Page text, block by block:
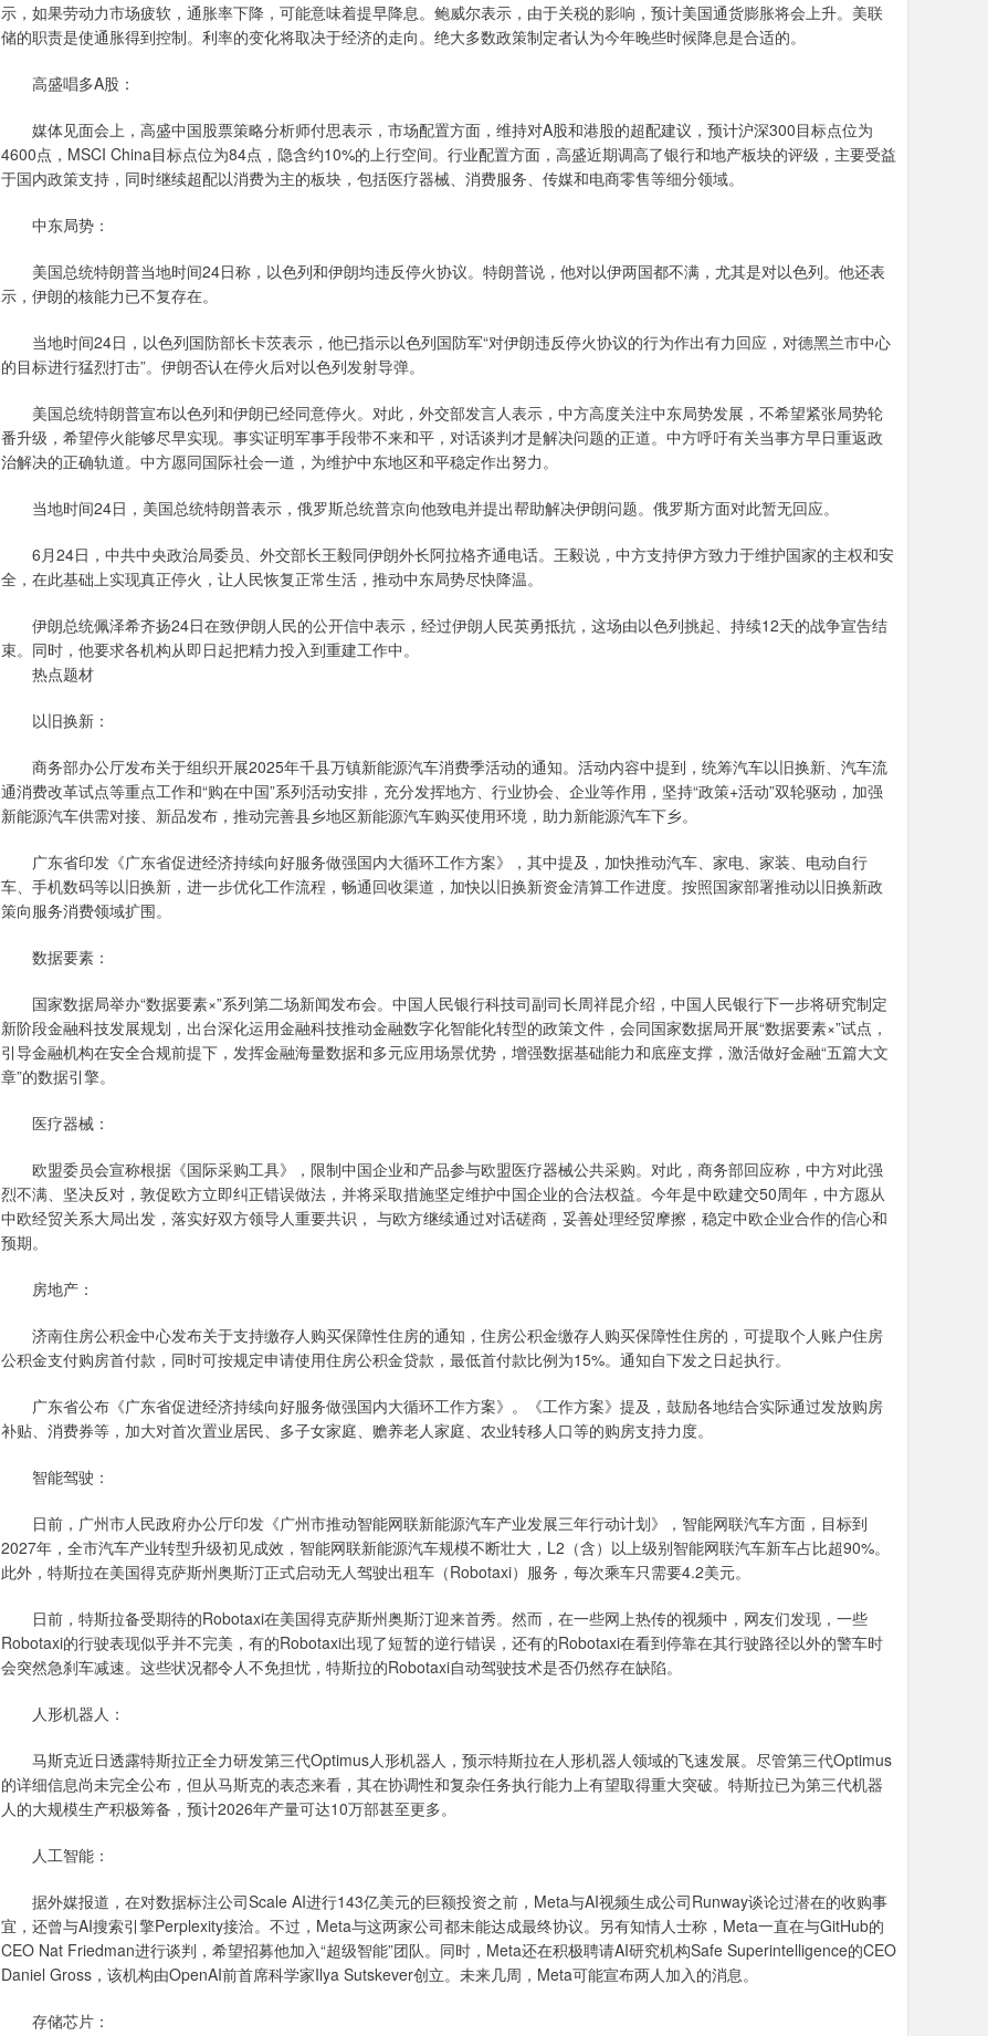
示，如果劳动力市场疲软，通胀率下降，可能意味着提早降息。鲍威尔表示，由于关税的影响，预计美国通货膨胀将会上升。美联
储的职责是使通胀得到控制。利率的变化将取决于经济的走向。绝大多数政策制定者认为今年晚些时候降息是合适的。
高盛唱多A股：
媒体见面会上，高盛中国股票策略分析师付思表示，市场配置方面，维持对A股和港股的超配建议，预计沪深300目标点位为
4600点，MSCI China目标点位为84点，隐含约10%的上行空间。行业配置方面，高盛近期调高了银行和地产板块的评级，主要受益
于国内政策支持，同时继续超配以消费为主的板块，包括医疗器械、消费服务、传媒和电商零售等细分领域。
中东局势：
美国总统特朗普当地时间24日称，以色列和伊朗均违反停火协议。特朗普说，他对以伊两国都不满，尤其是对以色列。他还表
示，伊朗的核能力已不复存在。
当地时间24日，以色列国防部长卡茨表示，他已指示以色列国防军“对伊朗违反停火协议的行为作出有力回应，对德黑兰市中心
的目标进行猛烈打击”。伊朗否认在停火后对以色列发射导弹。
美国总统特朗普宣布以色列和伊朗已经同意停火。对此，外交部发言人表示，中方高度关注中东局势发展，不希望紧张局势轮
番升级，希望停火能够尽早实现。事实证明军事手段带不来和平，对话谈判才是解决问题的正道。中方呼吁有关当事方早日重返政
治解决的正确轨道。中方愿同国际社会一道，为维护中东地区和平稳定作出努力。
当地时间24日，美国总统特朗普表示，俄罗斯总统普京向他致电并提出帮助解决伊朗问题。俄罗斯方面对此暂无回应。
6月24日，中共中央政治局委员、外交部长王毅同伊朗外长阿拉格齐通电话。王毅说，中方支持伊方致力于维护国家的主权和安
全，在此基础上实现真正停火，让人民恢复正常生活，推动中东局势尽快降温。
伊朗总统佩泽希齐扬24日在致伊朗人民的公开信中表示，经过伊朗人民英勇抵抗，这场由以色列挑起、持续12天的战争宣告结
束。同时，他要求各机构从即日起把精力投入到重建工作中。
热点题材
以旧换新：
商务部办公厅发布关于组织开展2025年千县万镇新能源汽车消费季活动的通知。活动内容中提到，统筹汽车以旧换新、汽车流
通消费改革试点等重点工作和“购在中国”系列活动安排，充分发挥地方、行业协会、企业等作用，坚持“政策+活动”双轮驱动，加强
新能源汽车供需对接、新品发布，推动完善县乡地区新能源汽车购买使用环境，助力新能源汽车下乡。
广东省印发《广东省促进经济持续向好服务做强国内大循环工作方案》，其中提及，加快推动汽车、家电、家装、电动自行
车、手机数码等以旧换新，进一步优化工作流程，畅通回收渠道，加快以旧换新资金清算工作进度。按照国家部署推动以旧换新政
策向服务消费领域扩围。
数据要素：
国家数据局举办“数据要素×”系列第二场新闻发布会。中国人民银行科技司副司长周祥昆介绍，中国人民银行下一步将研究制定
新阶段金融科技发展规划，出台深化运用金融科技推动金融数字化智能化转型的政策文件，会同国家数据局开展“数据要素×”试点，
引导金融机构在安全合规前提下，发挥金融海量数据和多元应用场景优势，增强数据基础能力和底座支撑，激活做好金融“五篇大文
章”的数据引擎。
医疗器械：
欧盟委员会宣称根据《国际采购工具》，限制中国企业和产品参与欧盟医疗器械公共采购。对此，商务部回应称，中方对此强
烈不满、坚决反对，敦促欧方立即纠正错误做法，并将采取措施坚定维护中国企业的合法权益。今年是中欧建交50周年，中方愿从
中欧经贸关系大局出发，落实好双方领导人重要共识， 与欧方继续通过对话磋商，妥善处理经贸摩擦，稳定中欧企业合作的信心和
预期。
房地产：
济南住房公积金中心发布关于支持缴存人购买保障性住房的通知，住房公积金缴存人购买保障性住房的，可提取个人账户住房
公积金支付购房首付款，同时可按规定申请使用住房公积金贷款，最低首付款比例为15%。通知自下发之日起执行。
广东省公布《广东省促进经济持续向好服务做强国内大循环工作方案》。《工作方案》提及，鼓励各地结合实际通过发放购房
补贴、消费券等，加大对首次置业居民、多子女家庭、赡养老人家庭、农业转移人口等的购房支持力度。
智能驾驶：
日前，广州市人民政府办公厅印发《广州市推动智能网联新能源汽车产业发展三年行动计划》，智能网联汽车方面，目标到
2027年，全市汽车产业转型升级初见成效，智能网联新能源汽车规模不断壮大，L2（含）以上级别智能网联汽车新车占比超90%。
此外，特斯拉在美国得克萨斯州奥斯汀正式启动无人驾驶出租车（Robotaxi）服务，每次乘车只需要4.2美元。
日前，特斯拉备受期待的Robotaxi在美国得克萨斯州奥斯汀迎来首秀。然而，在一些网上热传的视频中，网友们发现，一些
Robotaxi的行驶表现似乎并不完美，有的Robotaxi出现了短暂的逆行错误，还有的Robotaxi在看到停靠在其行驶路径以外的警车时
会突然急刹车减速。这些状况都令人不免担忧，特斯拉的Robotaxi自动驾驶技术是否仍然存在缺陷。
人形机器人：
马斯克近日透露特斯拉正全力研发第三代Optimus人形机器人，预示特斯拉在人形机器人领域的飞速发展。尽管第三代Optimus
的详细信息尚未完全公布，但从马斯克的表态来看，其在协调性和复杂任务执行能力上有望取得重大突破。特斯拉已为第三代机器
人的大规模生产积极筹备，预计2026年产量可达10万部甚至更多。
人工智能：
据外媒报道，在对数据标注公司Scale AI进行143亿美元的巨额投资之前，Meta与AI视频生成公司Runway谈论过潜在的收购事
宜，还曾与AI搜索引擎Perplexity接洽。不过，Meta与这两家公司都未能达成最终协议。另有知情人士称，Meta一直在与GitHub的
CEO Nat Friedman进行谈判，希望招募他加入“超级智能”团队。同时，Meta还在积极聘请AI研究机构Safe Superintelligence的CEO
Daniel Gross，该机构由OpenAI前首席科学家Ilya Sutskever创立。未来几周，Meta可能宣布两人加入的消息。
存储芯片：